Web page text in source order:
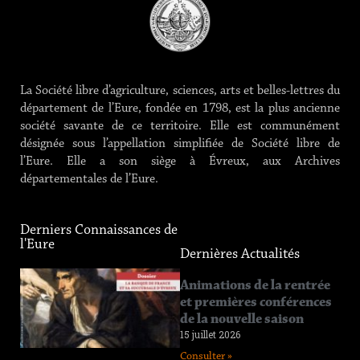
La Société libre d’agriculture, sciences, arts et belles-lettres du
département de l’Eure, fondée en 1798, est la plus ancienne
société savante de ce territoire. Elle est communément
désignée sous l’appellation simplifiée de Société libre de
l’Eure. Elle a son siège à Évreux, aux Archives
départementales de l’Eure.
Derniers Connaissances de
l'Eure
Connaissance
de l’Eure
n°219
12 juin 2026
Dernières Actualités
Animations de la rentrée
et premières conférences
de la nouvelle saison
15 juillet 2026
Consulter »